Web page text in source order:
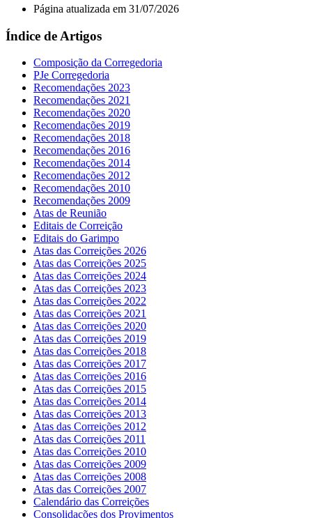
Página atualizada em 31/07/2026
Índice de Artigos
Composição da Corregedoria
PJe Corregedoria
Recomendações 2023
Recomendações 2021
Recomendações 2020
Recomendações 2019
Recomendações 2018
Recomendações 2016
Recomendações 2014
Recomendações 2012
Recomendações 2010
Recomendações 2009
Atas de Reunião
Editais de Correição
Editais do Garimpo
Atas das Correições 2026
Atas das Correições 2025
Atas das Correições 2024
Atas das Correições 2023
Atas das Correições 2022
Atas das Correições 2021
Atas das Correições 2020
Atas das Correições 2019
Atas das Correições 2018
Atas das Correições 2017
Atas das Correições 2016
Atas das Correições 2015
Atas das Correições 2014
Atas das Correições 2013
Atas das Correições 2012
Atas das Correições 2011
Atas das Correições 2010
Atas das Correições 2009
Atas das Correições 2008
Atas das Correições 2007
Calendário das Correições
Consolidações dos Provimentos